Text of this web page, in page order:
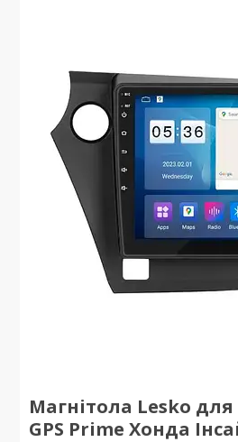
Магнітола Lesko для
GPS Prime Хонда